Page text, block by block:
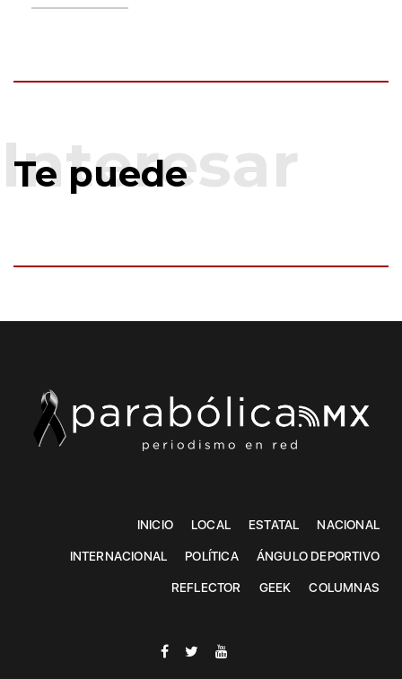
Te puede
INICIO LOCAL ESTATAL NACIONAL
INTERNACIONAL POLÍTICA ÁNGULO DEPORTIVO
REFLECTOR GEEK COLUMNAS